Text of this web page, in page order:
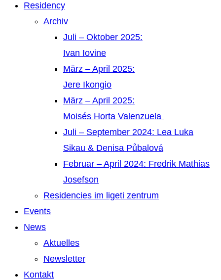
Residency
Archiv
Juli – Oktober 2025:
Ivan Iovine
März – April 2025:
Jere Ikongio
März – April 2025:
Moisés Horta Valenzuela
Juli – September 2024: Lea Luka
Sikau & Denisa Půbalová
Februar – April 2024: Fredrik Mathias
Josefson
Residencies im ligeti zentrum
Events
News
Aktuelles
Newsletter
Kontakt